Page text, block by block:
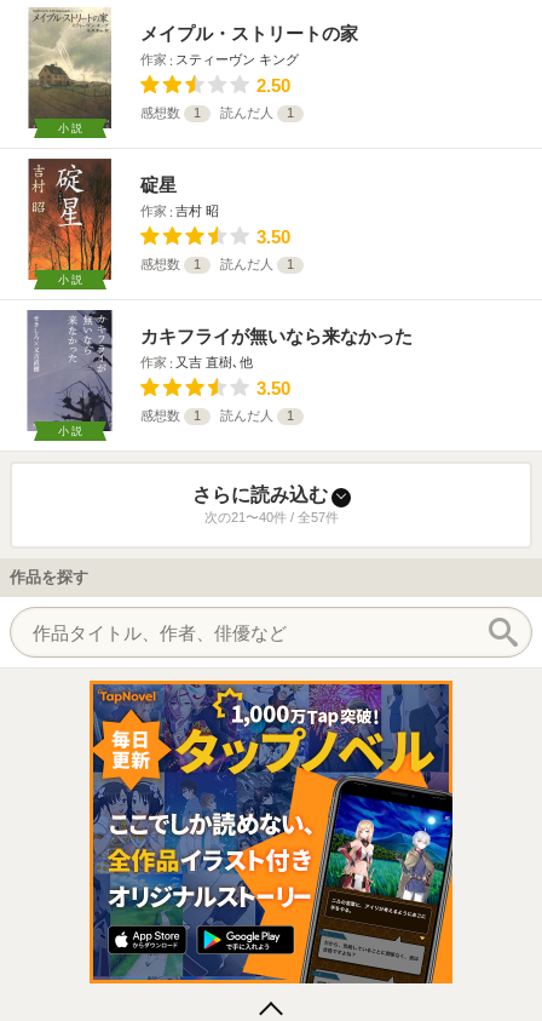
小説
メイプル・ストリートの家
作家 スティーヴン キング
2.50
感想数 1 読んだ人 1
小説
碇星
作家 吉村 昭
3.50
感想数 1 読んだ人 1
小説
カキフライが無いなら来なかった
作家 又吉 直樹､他
3.50
感想数 1 読んだ人 1
さらに読み込む
次の21〜40件 / 全57件
作品を探す